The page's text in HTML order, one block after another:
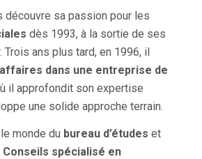
découvre sa passion pour les
dès 1993, à la sortie de ses
Trois ans plus tard, en 1996, il
dans une entreprise de
il approfondit son expertise
une solide approche terrain.
monde du bureau d’études et
Conseils spécialisé en